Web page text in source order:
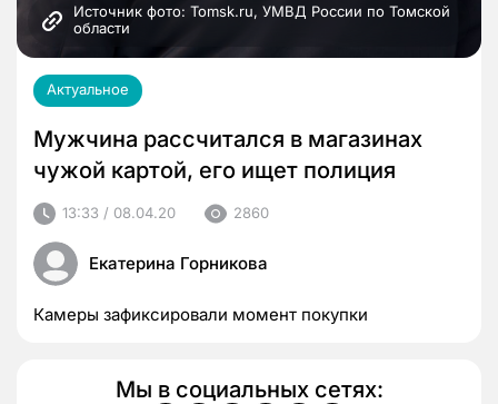
Источник фото: Tomsk.ru, УМВД России по Томской
области
Актуальное
Мужчина рассчитался в магазинах
чужой картой, его ищет полиция
13:33 / 08.04.20 2860
Екатерина Горникова
Камеры зафиксировали момент покупки
Мы в социальных сетях: